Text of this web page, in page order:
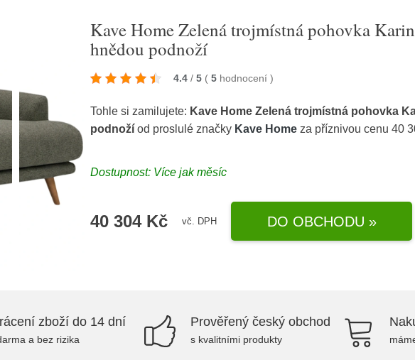
Kave Home Zelená trojmístná pohovka
hnědou podnoží
4.4 / 5 ( 5 hodnocení)
Tohle si zamilujete: Kave Home Zelená trojmístná pohovka
podnoží od proslulé značky Kave Home za příznivou cenu 40
Dostupnost: Více jak měsíc
40 304 Kč vč. DPH DO OBCHODU »
zboží do 14 dní
a bez rizika
Prověřený český obchod
s kvalitními produkty